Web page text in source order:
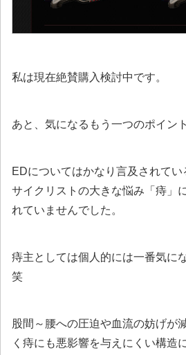
私は現在絶賛購入検討中です。
あと、気になるもう一つのポイント
EDについてはかなり言及されて
サイクリストの大きな悩み「痔」
れていませんでした。
痔主としては個人的には一番気に
笑
股間～腰への圧迫や血流の妨げが
く痔にも悪影響を与えにくい構造